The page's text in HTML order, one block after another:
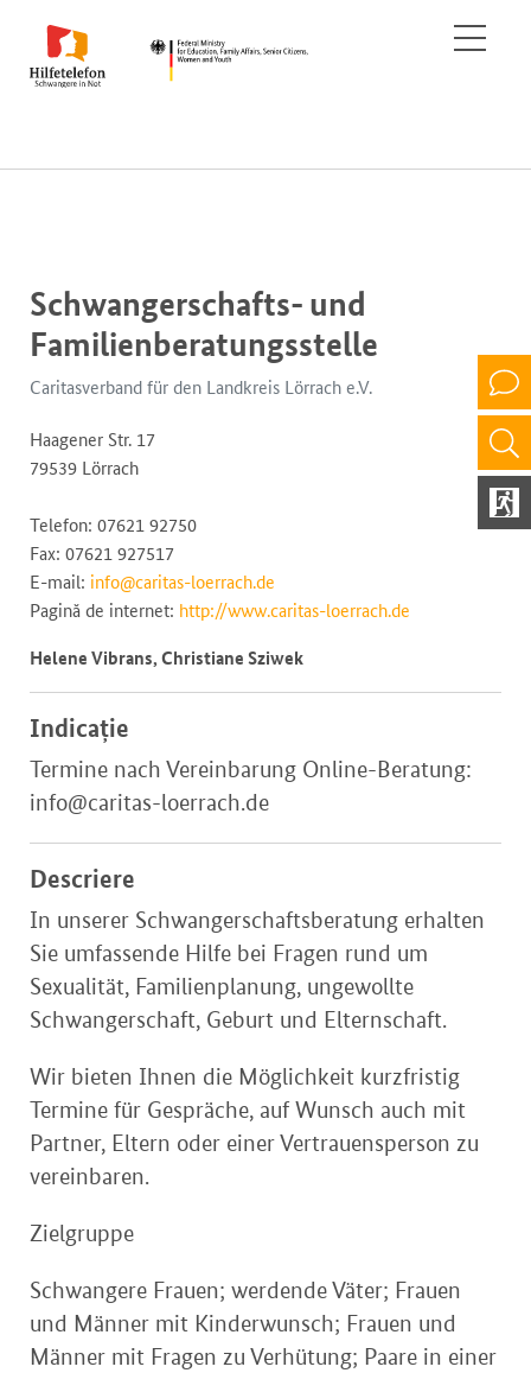
Schwangerschafts- und
Familienberatungsstelle
Caritasverband für den Landkreis Lörrach e.V.
Haagener Str. 17
79539 Lörrach
Telefon: 07621 92750
Fax: 07621 927517
E-mail: info@caritas-loerrach.de
Pagină de internet: http://www.caritas-loerrach.de
Helene Vibrans, Christiane Sziwek
Indicație
Termine nach Vereinbarung Online-Beratung:
info@caritas-loerrach.de
Descriere
In unserer Schwangerschaftsberatung erhalten
Sie umfassende Hilfe bei Fragen rund um
Sexualität, Familienplanung, ungewollte
Schwangerschaft, Geburt und Elternschaft.
Wir bieten Ihnen die Möglichkeit kurzfristig
Termine für Gespräche, auf Wunsch auch mit
Partner, Eltern oder einer Vertrauensperson zu
vereinbaren.
Zielgruppe
Schwangere Frauen; werdende Väter; Frauen
und Männer mit Kinderwunsch; Frauen und
Männer mit Fragen zu Verhütung; Paare in einer